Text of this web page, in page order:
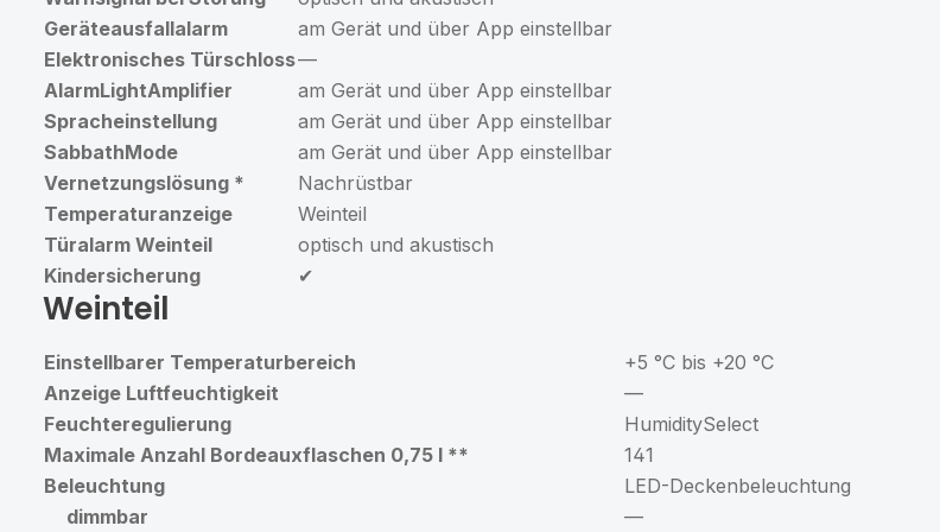
Geräteausfallalarm
am Gerät und über App einstellbar
Elektronisches Türschloss—
AlarmLightAmplifier
am Gerät und über App einstellbar
Spracheinstellung
am Gerät und über App einstellbar
SabbathMode
am Gerät und über App einstellbar
Vernetzungslösung *
Nachrüstbar
Temperaturanzeige
Weinteil
Türalarm Weinteil
optisch und akustisch
Kindersicherung
✔
Weinteil
Einstellbarer Temperaturbereich
+5 °C bis +20 °C
Anzeige Luftfeuchtigkeit
—
Feuchteregulierung
HumiditySelect
Maximale Anzahl Bordeauxflaschen 0,75 l **
141
Beleuchtung
LED-Deckenbeleuchtung
dimmbar
—